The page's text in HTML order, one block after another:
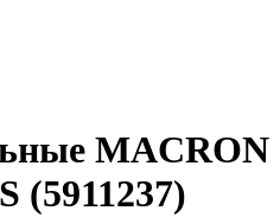
MACRON
(5911237)